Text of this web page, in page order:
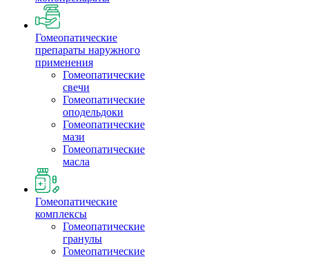
Гомеопатические
препараты наружного
применения
Гомеопатические
свечи
Гомеопатические
оподельдоки
Гомеопатические
мази
Гомеопатические
масла
Гомеопатические
комплексы
Гомеопатические
гранулы
Гомеопатические